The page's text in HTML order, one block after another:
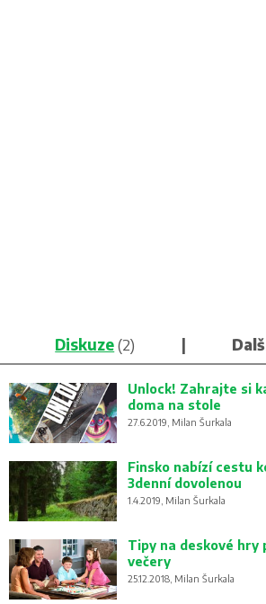
Diskuze(2) |
Unlock! Zahrajte si
doma na stole
27.6.2019, Milan Šurkala
Finsko nabízí cestu
3denní dovolenou
1.4.2019, Milan Šurkala
Tipy na deskové hry
večery
25.12.2018, Milan Šurkala